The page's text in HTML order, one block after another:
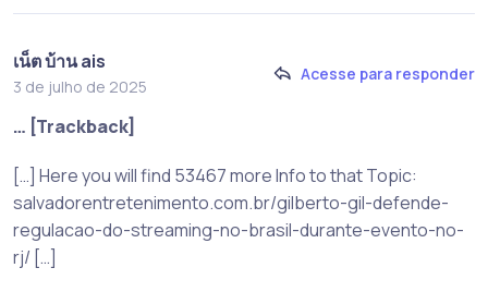
เน็ต บ้าน ais
3 de julho de 2025
Acesse para responder
… [Trackback]
[…] Here you will find 53467 more Info to that Topic:
salvadorentretenimento.com.br/gilberto-gil-defende-
regulacao-do-streaming-no-brasil-durante-evento-no-
rj/ […]